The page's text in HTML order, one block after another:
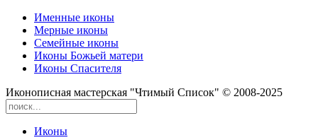
Именные иконы
Мерные иконы
Семейные иконы
Иконы Божьей матери
Иконы Спасителя
Иконописная мастерская "Чтимый Список" © 2008-2025
Иконы